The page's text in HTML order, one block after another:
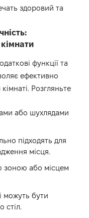
здоровий та
функції та
ефективно
Розгляньте
або шухлядами
підходять для
місця.
зоною або місцем
можуть бути
стіл.